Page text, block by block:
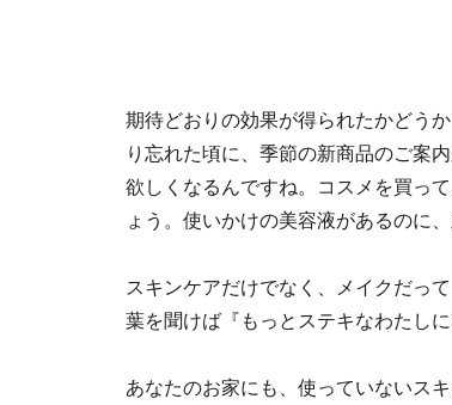
期待どおりの効果が得られたかどう
り忘れた頃に、季節の新商品のご案
欲しくなるんですね。コスメを買っ
ょう。使いかけの美容液があるのに
スキンケアだけでなく、メイクだっ
葉を聞けば『もっとステキなわたし
あなたのお家にも、使っていないス